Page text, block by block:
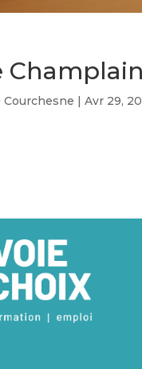
|Avr 29,